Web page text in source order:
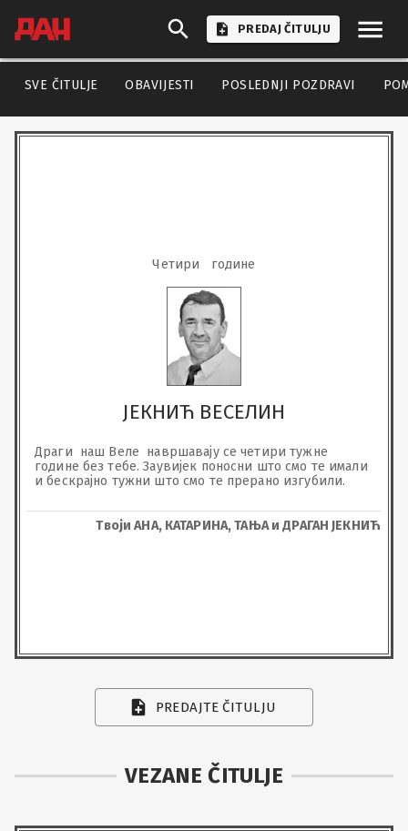
PREDAJ ČITULJU
SVE ČITULJE OBAVIJESTI POSLEDNJI POZDRAVI
Четири   године
ЈЕКНИЋ ВЕСЕЛИН
Драги  наш Веле  навршавају се четири тужне
године без тебе. Заувијек поносни што смо те имали
и бескрајно тужни што смо те прерано изгубили.
Твоји АНА, КАТАРИНА, ТАЊА и ДРАГАН ЈЕКНИЋ
PREDAJTE ČITULJU
VEZANE ČITULJE